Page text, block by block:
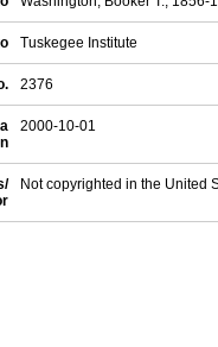
Tuskegee Institute
2376
2000-10-01
Not copyrighted in the United